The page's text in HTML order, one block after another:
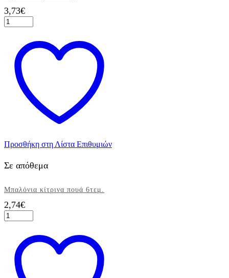
3,73€
Κρεμαστά
διακοσμητικά
κίτρινα
5τεμ.
ποσότητα
Προσθήκη στη Λίστα Επιθυμιών
Σε απόθεμα
Μπαλόνια κίτρινα πουά 6τεμ.
2,74€
Μπαλόνια
κίτρινα
6τεμ.
ποσότητα